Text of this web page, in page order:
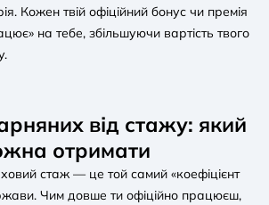
Кожен твій офіційний бонус чи премія
на тебе, збільшуючи вартість твого
від стажу: який
отримати
стаж — це той самий «коефіцієнт
Чим довше ти офіційно працюєш,